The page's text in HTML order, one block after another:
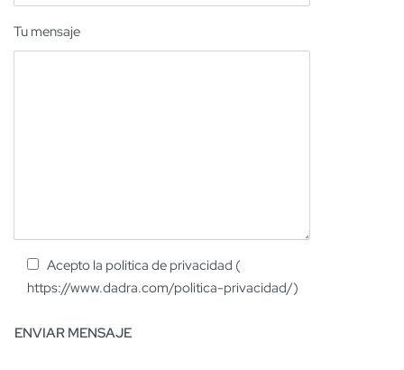
Tu mensaje
Acepto la politica de privacidad (
https://www.dadra.com/politica-privacidad/)